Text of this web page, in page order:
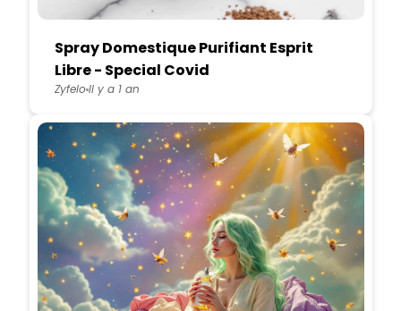
Spray Domestique Purifiant Esprit
Libre - Special Covid
ZyfeloIl y a 1 an